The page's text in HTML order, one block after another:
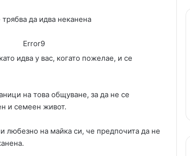
да идва неканена
Error9
идва у вас, когато пожелае, и се
на това общуване, за да не се
и семеен живот.
любезно на майка си, че предпочита да не